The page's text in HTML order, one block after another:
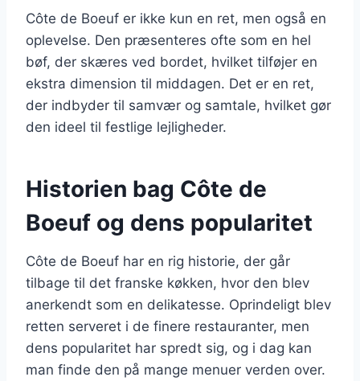
Côte de Boeuf er ikke kun en ret, men også en
oplevelse. Den præsenteres ofte som en hel
bøf, der skæres ved bordet, hvilket tilføjer en
ekstra dimension til middagen. Det er en ret,
der indbyder til samvær og samtale, hvilket gør
den ideel til festlige lejligheder.
Historien bag Côte de
Boeuf og dens popularitet
Côte de Boeuf har en rig historie, der går
tilbage til det franske køkken, hvor den blev
anerkendt som en delikatesse. Oprindeligt blev
retten serveret i de finere restauranter, men
dens popularitet har spredt sig, og i dag kan
man finde den på mange menuer verden over.